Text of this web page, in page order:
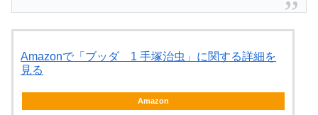
Amazonで「ブッダ 1 手塚治虫」に関する詳細を
見る
Amazon